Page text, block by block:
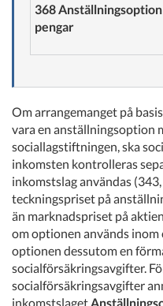
368
pengar
Om arrangemanget på
vara en anställningsoption
sociallagstiftningen, ska
inkomsten kontrolleras
inkomstslag användas
teckningspriset på
än marknadspriset på
om optionen används
optionen dessutom en
socialförsäkringsavgifter.
socialförsäkringsavgifter
inkomstslaget